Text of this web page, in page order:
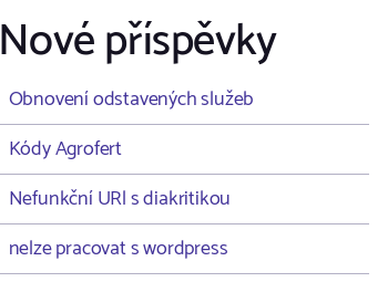
Nové příspěvky
Obnovení odstavených služeb
Kódy Agrofert
Nefunkční URl s diakritikou
nelze pracovat s wordpress